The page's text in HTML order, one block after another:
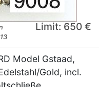
Limit: 650 €
Model Gstaad,
Gold, incl.